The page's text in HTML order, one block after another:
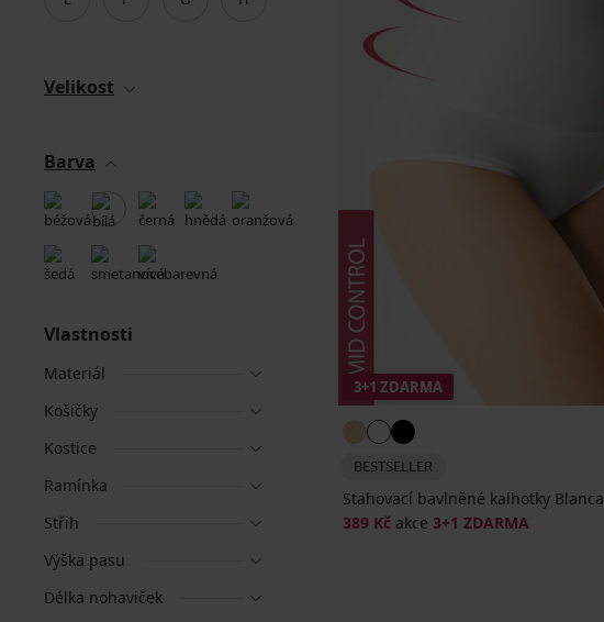
Velikost
Barva
Vlastnosti
Materiál
Košíčky
Kostice
Ramínka
Střih
Výška pasu
Délka nohaviček
3+1 ZDARMA
BESTSELLER
Stahovací bavlněné kalhotky Blanca
389 Kč akce 3+1 ZDARMA